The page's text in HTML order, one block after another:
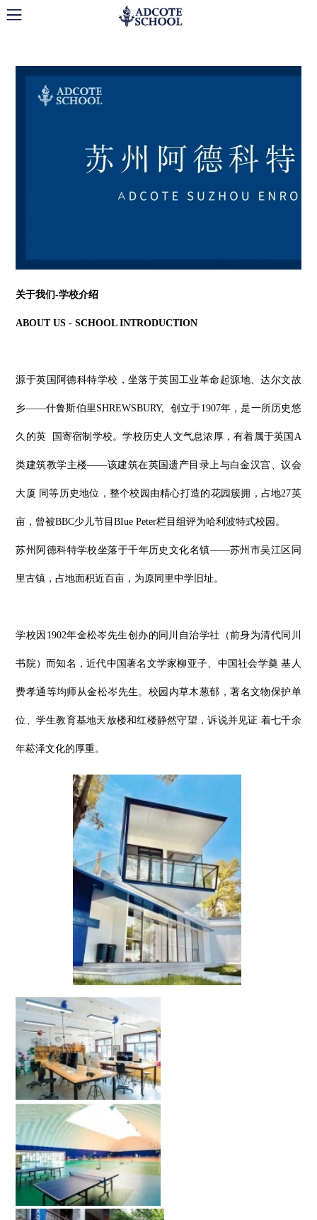
苏州阿德科特招生简章！
关于我们-学校介绍
ABOUT US - SCHOOL INTRODUCTION
源于英国阿德科特学校，坐落于英国工业革命起源地、达尔文故
乡——什鲁斯伯里SHREWSBURY, 创立于1907年，是一所历史悠
久的英 国寄宿制学校。学校历史人文气息浓厚，有着属于英国A
类建筑教学主楼——该建筑在英国遗产目录上与白金汉宫、议会
大厦 同等历史地位，整个校园由精心打造的花园簇拥，占地27英
亩，曾被BBC少儿节目BIue Peter栏目组评为哈利波特式校园。
苏州阿德科特学校坐落于千年历史文化名镇——苏州市吴江区同
里古镇，占地面积近百亩，为原同里中学旧址。
学校因 1902年金松岑先生创办的同川自治学社（前身为清代同川
书院）而知名，近代中国著名文学家柳亚子、中国社会学奠 基人
费孝通等均师从金松岑先生。校园内草木葱郁，著名文物保护单
位、学生教育基地天放楼和红楼静然守望，诉说并见证 着七千余
年菘泽文化的厚重。